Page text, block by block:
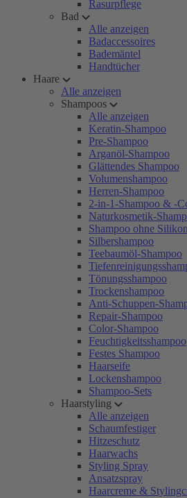
Rasurpflege
Bad
Alle anzeigen
Badaccessoires
Bademäntel
Handtücher
Haare
Alle anzeigen
Shampoos
Alle anzeigen
Keratin-Shampoo
Pre-Shampoo
Arganöl-Shampoo
Glättendes Shampoo
Volumenshampoo
Herren-Shampoo
2-in-1-Shampoo & -
Naturkosmetik-
Shampoo ohne
Silbershampoo
Teebaumöl-Shampoo
Tönungsshampoo
Trockenshampoo
Anti-Schuppen-
Repair-Shampoo
Color-Shampoo
Feuchtigkeitsshampoo
Festes Shampoo
Haarseife
Lockenshampoo
Shampoo-Sets
Haarstyling
Alle anzeigen
Schaumfestiger
Hitzeschutz
Haarwachs
Styling Spray
Ansatzspray
Haarcreme &